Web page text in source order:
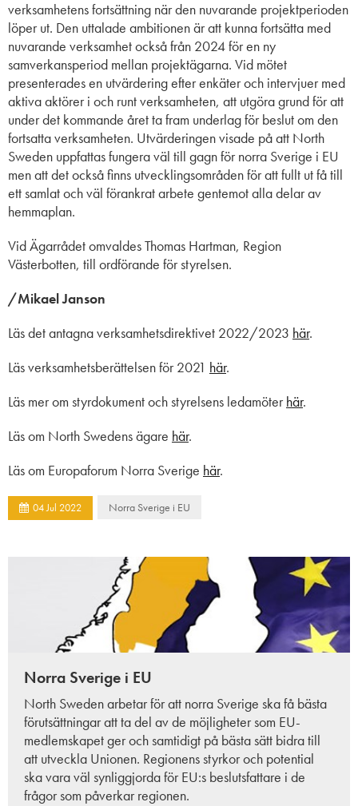
verksamhetens fortsättning när den nuvarande projektperioden
löper ut. Den uttalade ambitionen är att kunna fortsätta med
nuvarande verksamhet också från 2024 för en ny
samverkansperiod mellan projektägarna. Vid mötet
presenterades en utvärdering efter enkäter och intervjuer med
aktiva aktörer i och runt verksamheten, att utgöra grund för att
under det kommande året ta fram underlag för beslut om den
fortsatta verksamheten. Utvärderingen visade på att North
Sweden uppfattas fungera väl till gagn för norra Sverige i EU
men att det också finns utvecklingsområden för att fullt ut få till
ett samlat och väl förankrat arbete gentemot alla delar av
hemmaplan.
Vid Ägarrådet omvaldes Thomas Hartman, Region
Västerbotten, till ordförande för styrelsen.
/Mikael Janson
Läs det antagna verksamhetsdirektivet 2022/2023 här.
Läs verksamhetsberättelsen för 2021 här.
Läs mer om styrdokument och styrelsens ledamöterhär.
Läs om North Swedens ägare här.
Läs om Europaforum Norra Sverige här.
04Jul 2022 Norra Sverige i EU
Norra Sverige i EU
North Sweden arbetar för att norra Sverige ska få bästa
förutsättningar att ta del av de möjligheter som EU-
medlemskapet ger och samtidigt på bästa sätt bidra till
att utveckla Unionen. Regionens styrkor och potential
ska vara väl synliggjorda för EU:s beslutsfattare i de
frågor som påverkar regionen.